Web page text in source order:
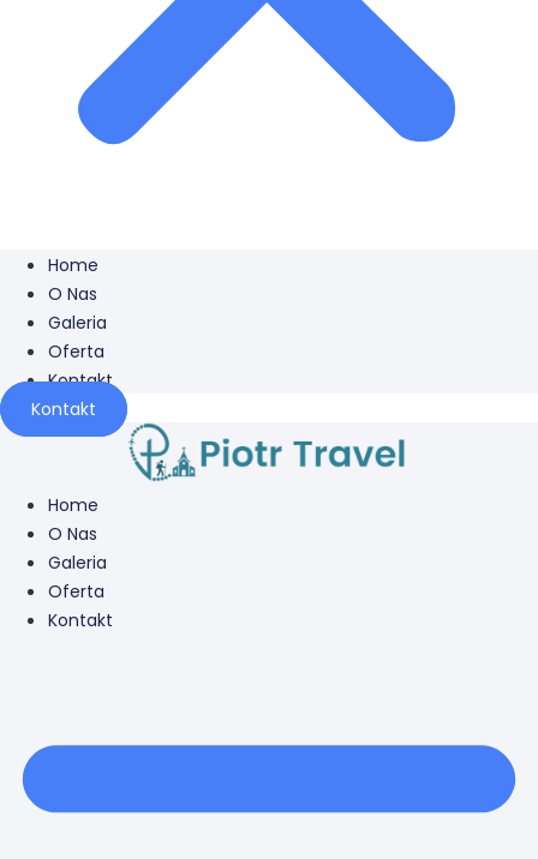
Home
O Nas
Galeria
Oferta
Kontakt
Kontakt
Home
O Nas
Galeria
Oferta
Kontakt